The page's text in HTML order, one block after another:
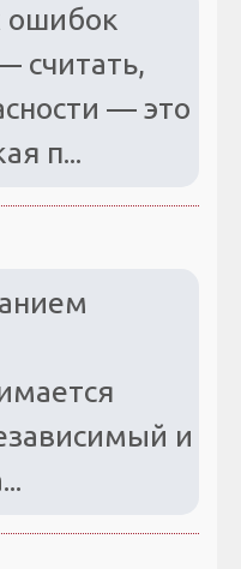
ошибок
считать,
— это
п...
и